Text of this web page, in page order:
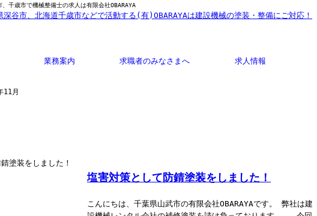
歳市で機械整備士の求人は有限会社OBARAYA
業務案内 求職者のみなさまへ 求人情報
11月
塩害対策として防錆塗装をしました！
こんにちは、千葉県山武市の有限会社OBARAYAです。 弊社は建